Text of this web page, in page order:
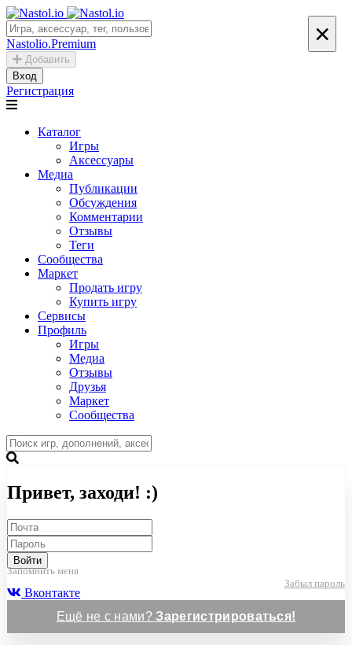
Nastolio.Premium
Добавить
Вход
Регистрация
Каталог
Игры
Аксессуары
Медиа
Публикации
Обсуждения
Комментарии
Отзывы
Теги
Сообщества
Маркет
Продать игру
Купить игру
Сервисы
Профиль
Игры
Медиа
Отзывы
Друзья
Маркет
Сообщества
×
Привет, заходи! :)
Войти
Запомнить меня
Забыл пароль
Вконтакте
Ещё не с нами?Зарегистрироваться!